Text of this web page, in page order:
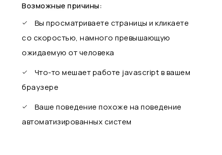
Возможные причины:
Вы просматриваете страницы и кликаете
со скоростью, намного превышающую
ожидаемую от человека
Что-то мешает работе javascript в вашем
браузере
Ваше поведение похоже на поведение
автоматизированных систем